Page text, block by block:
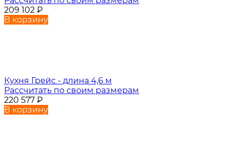
209 102 ₽
В корзину
Кухня Грейс - длина 4,6 м
Рассчитать по своим размерам
220 577 ₽
В корзину